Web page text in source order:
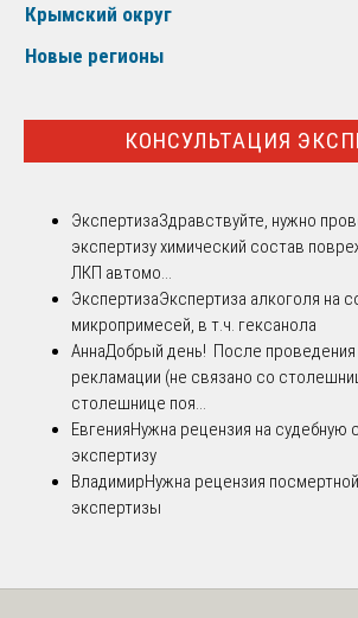
Крымский округ
Новые регионы
КОНСУЛЬТАЦИЯ
ЭкспертизаЗдравствуйте, нужно
экспертизу химический состав
ЛКП автомо...
ЭкспертизаЭкспертиза алкоголя на
микропримесей, в т.ч. гексанола
АннаДобрый день! После проведения
рекламации (не связано со
столешнице поя...
ЕвгенияНужна рецензия на судебную
экспертизу
ВладимирНужна рецензия
экспертизы